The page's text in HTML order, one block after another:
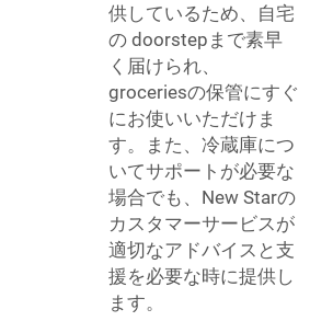
供しているため、自宅
の doorstepまで素早
く届けられ、
groceriesの保管にすぐ
にお使いいただけま
す。また、冷蔵庫につ
いてサポートが必要な
場合でも、New Starの
カスタマーサービスが
適切なアドバイスと支
援を必要な時に提供し
ます。